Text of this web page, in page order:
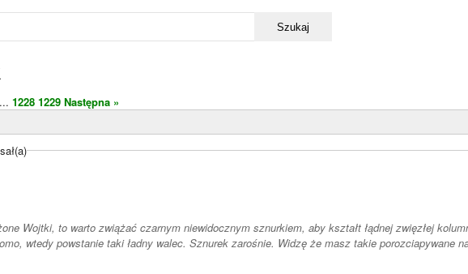
Szukaj
... 1228 1229 Następna »
Wojtki, to warto zwiążać czarnym niewidocznym sznurkiem, aby kształt łądnej zwięzłej
wtedy powstanie taki ładny walec. Sznurek zarośnie. Widzę że masz takie porozciapywane